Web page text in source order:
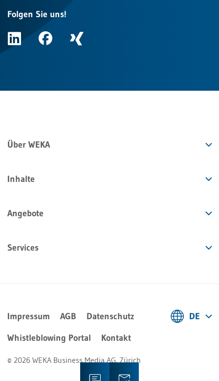
Folgen Sie uns!
Über WEKA
Inhalte
Angebote
Services
Impressum AGB
Datenschutz
Whistleblowing Portal
Kontakt
© 2026 WEKA Business Media AG, Zürich
DE